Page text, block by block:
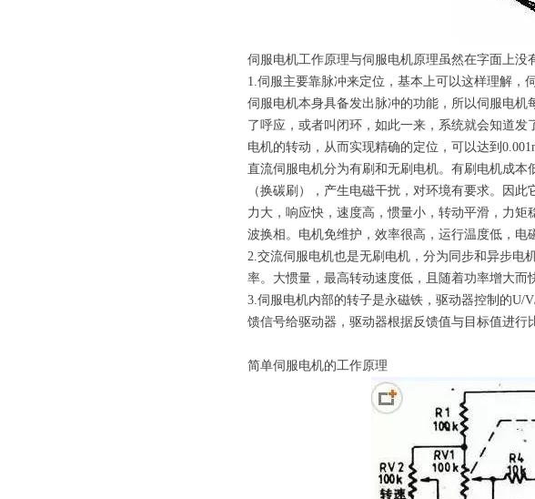
伺服电机工作原理与伺服电机原理虽然在字面上没
1.伺服主要靠脉冲来定位，基本上可以这样理解，
伺服电机本身具备发出脉冲的功能，所以伺服电
了呼应，或者叫闭环，如此一来，系统就会知道
电机的转动，从而实现精确的定位，可以达到
直流伺服电机分为有刷和无刷电机。有刷电机成
（换碳刷），产生电磁干扰，对环境有要求。因
力大，响应快，速度高，惯量小，转动平滑，力
波换相。电机免维护，效率很高，运行温度低，电
2.交流伺服电机也是无刷电机，分为同步和异步电
率。大惯量，最高转动速度低，且随着功率增大而
3.伺服电机内部的转子是永磁铁，驱动器控制的U/
馈信号给驱动器，驱动器根据反馈值与目标值进
简单伺服电机的工作原理